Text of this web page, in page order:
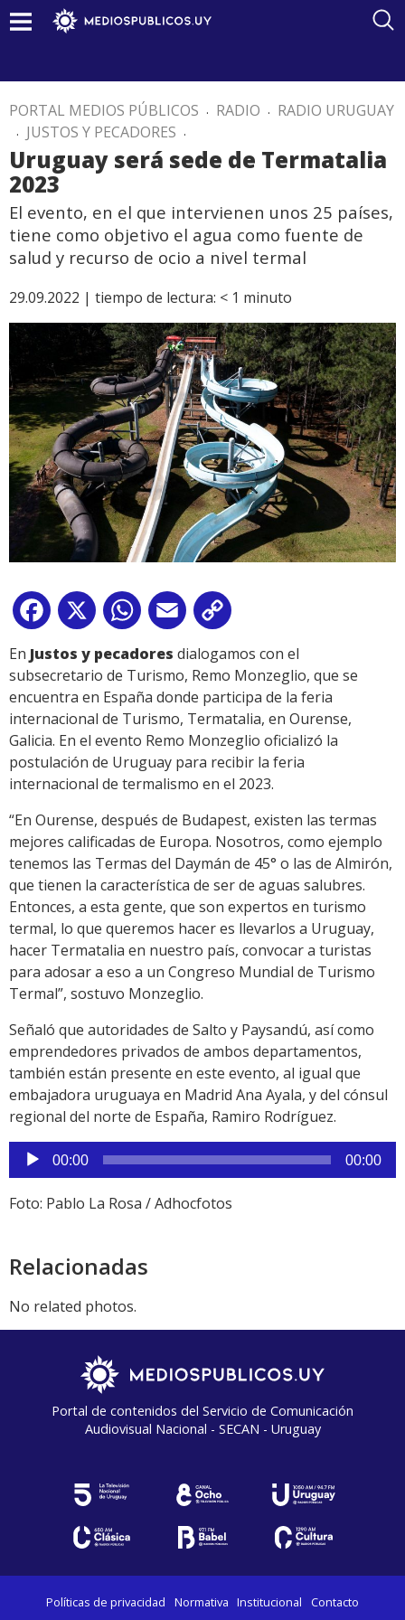
PORTAL MEDIOS PÚBLICOS . RADIO . RADIO URUGUAY
. JUSTOS Y PECADORES .
Uruguay será sede de Termatalia
2023
El evento, en el que intervienen unos 25 países,
tiene como objetivo el agua como fuente de
salud y recurso de ocio a nivel termal
29.09.2022 | tiempo de lectura: < 1 minuto
Facebook
X WhatsApp
Email
Link
En Justos y pecadores dialogamos con el
subsecretario de Turismo, Remo Monzeglio, que se
encuentra en España donde participa de la feria
internacional de Turismo, Termatalia, en Ourense,
Galicia. En el evento Remo Monzeglio oficializó la
postulación de Uruguay para recibir la feria
internacional de termalismo en el 2023.
“En Ourense, después de Budapest, existen las termas
mejores calificadas de Europa. Nosotros, como ejemplo
tenemos las Termas del Daymán de 45° o las de Almirón,
que tienen la característica de ser de aguas salubres.
Entonces, a esta gente, que son expertos en turismo
termal, lo que queremos hacer es llevarlos a Uruguay,
hacer Termatalia en nuestro país, convocar a turistas
para adosar a eso a un Congreso Mundial de Turismo
Termal”, sostuvo Monzeglio.
Señaló que autoridades de Salto y Paysandú, así como
emprendedores privados de ambos departamentos,
también están presente en este evento, al igual que
embajadora uruguaya en Madrid Ana Ayala, y del cónsul
regional del norte de España, Ramiro Rodríguez.
Reproductor
de
audio
00:00 00:00
Foto: Pablo La Rosa / Adhocfotos
Relacionadas
No related photos.
Portal de contenidos del Servicio de Comunicación
Audiovisual Nacional - SECAN - Uruguay
Políticas de privacidad Normativa Institucional Contacto